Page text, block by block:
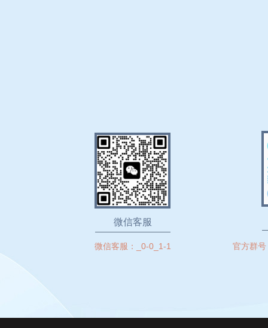
微信客服
微信客服： _0-0_1-1 官方群号